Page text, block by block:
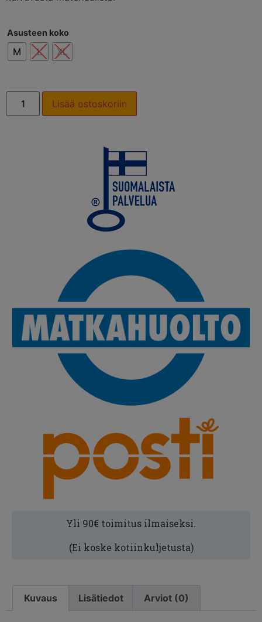
Asusteen koko
M L XL
Lisää ostoskoriin
Yli 90€ toimitus ilmaiseksi.
(Ei koske kotiinkuljetusta)
Kuvaus Lisätiedot Arviot (0)